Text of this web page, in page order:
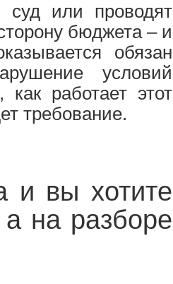
или проводят
бюджета – и
обязан
условий
работает этот
требование.
и вы хотите
на разборе